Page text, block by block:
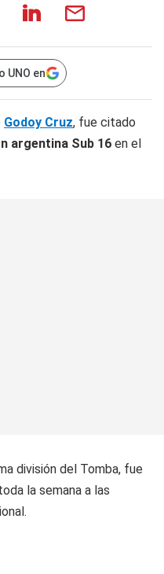
UNO en
Godoy Cruz, fue citado
argentina Sub 16 en el
división del Tomba, fue
la semana a las